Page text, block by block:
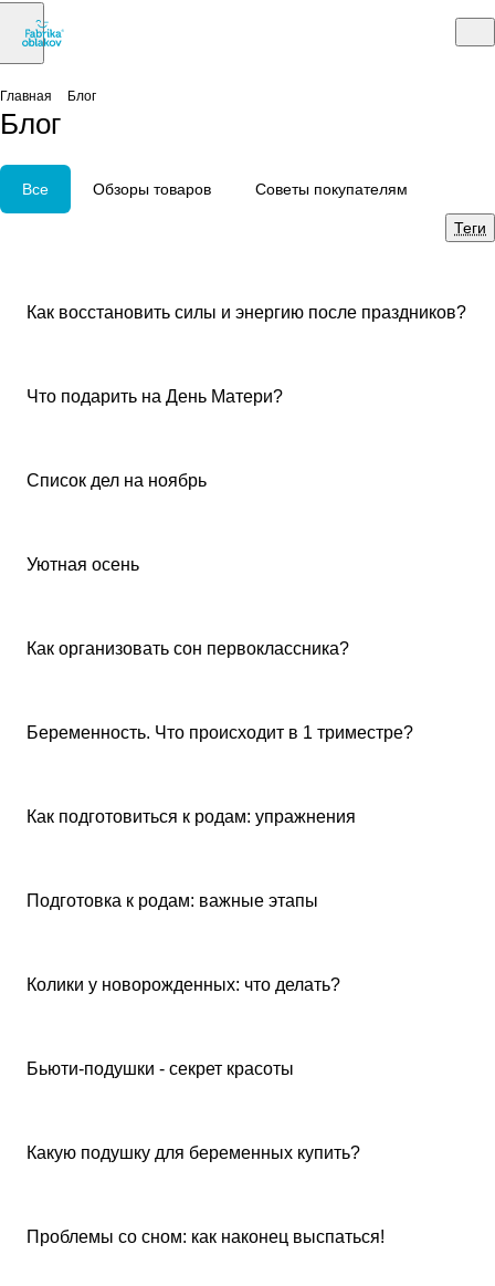
Главная Блог
Блог
Все Обзоры товаров Советы покупателям
Теги
Советы покупателям
Как восстановить силы и энергию после праздников?
Советы покупателям
Что подарить на День Матери?
Советы покупателям
Список дел на ноябрь
Советы покупателям
Уютная осень
Советы покупателям
Как организовать сон первоклассника?
Советы покупателям
Беременность. Что происходит в 1 триместре?
Советы покупателям
Как подготовиться к родам: упражнения
Советы покупателям
Подготовка к родам: важные этапы
Советы покупателям
Колики у новорожденных: что делать?
Советы покупателям
Бьюти-подушки - секрет красоты
Советы покупателям
Какую подушку для беременных купить?
Советы покупателям
Проблемы со сном: как наконец выспаться!